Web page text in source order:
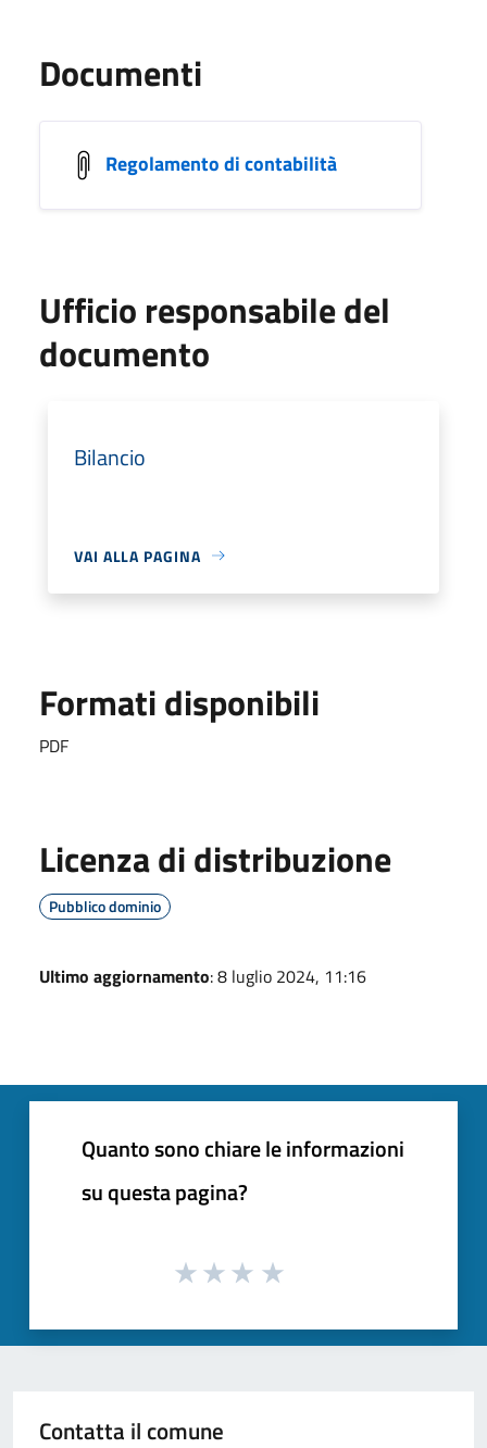
Documenti
Regolamento di contabilità
Ufficio responsabile del
documento
Bilancio
VAI ALLA PAGINA
Formati disponibili
PDF
Licenza di distribuzione
Pubblico dominio
Ultimo aggiornamento: 8 luglio 2024, 11:16
Quanto sono chiare le informazioni
su questa pagina?
Contatta il comune